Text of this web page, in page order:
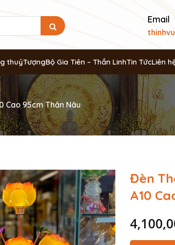
Email
thuỷTượngBộ Gia Tiên – Thần LinhTin TứcLiên
Cao 95cm Thân Nâu
Đèn
A10